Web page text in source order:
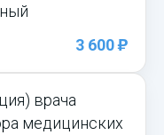
3 600)
врача
медицинских